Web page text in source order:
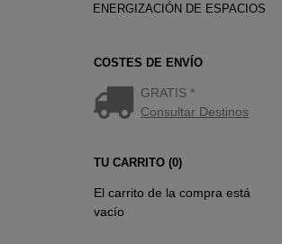
ENERGIZACIÓN DE ESPACIOS
COSTES DE ENVÍO
GRATIS *
Consultar Destinos
TU CARRITO (0)
El carrito de la compra está
vacío